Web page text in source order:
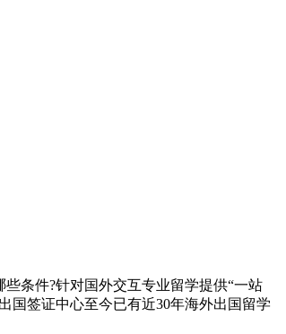
条件?针对国外交互专业留学提供“一站
出国签证中心至今已有近30年海外出国留学